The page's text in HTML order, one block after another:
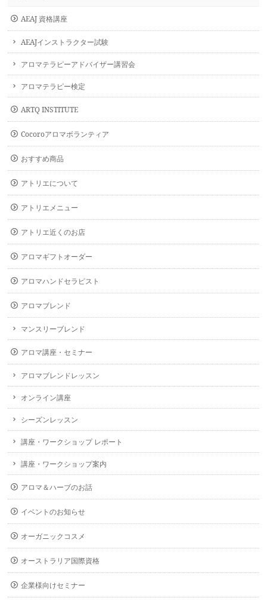
AEAJ 資格講座
AEAJインストラクター試験
アロマテラピーアドバイザー講習会
アロマテラピー検定
ARTQ INSTITUTE
Cocoroアロマボランティア
おすすめ商品
アトリエについて
アトリエメニュー
アトリエ近くのお店
アロマギフトオーダー
アロマハンドセラピスト
アロマブレンド
マンスリーブレンド
アロマ講座・セミナー
アロマブレンドレッスン
オンライン講座
シーズンレッスン
講座・ワークショップ レポート
講座・ワークショップ案内
アロマ＆ハーブのお話
イベントのお知らせ
オーガニックコスメ
オーストラリア国際資格
企業様向けセミナー